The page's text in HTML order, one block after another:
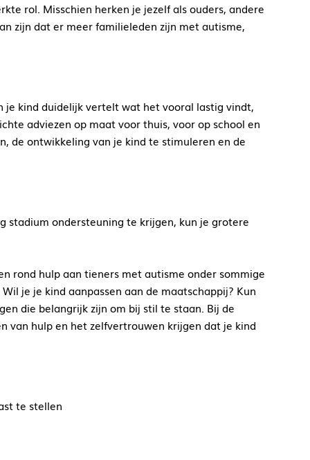
rol. Misschien herken je jezelf als ouders, andere
zijn dat er meer familieleden zijn met autisme,
je kind duidelijk vertelt wat het vooral lastig vindt,
adviezen op maat voor thuis, voor op school en
de ontwikkeling van je kind te stimuleren en de
stadium ondersteuning te krijgen, kun je grotere
rond hulp aan tieners met autisme onder sommige
je je kind aanpassen aan de maatschappij? Kun
die belangrijk zijn om bij stil te staan. Bij de
van hulp en het zelfvertrouwen krijgen dat je kind
te stellen